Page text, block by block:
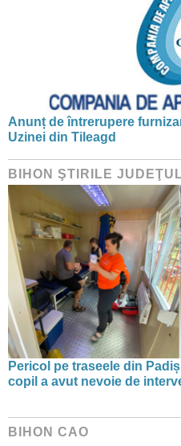
Anunț de întrerupere
Uzinei din Tileagd
BIHON ŞTIRILE
Pericol pe traseele din
copil a avut nevoie de
BIHON CAO